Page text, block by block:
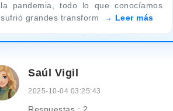
la pandemia, todo lo que conocíamos
sufrió grandes transform
Leer más
Saúl Vigil
2025-10-04 03:25:43